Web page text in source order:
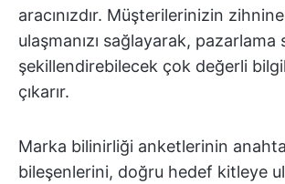
aracınızdır. Müşterilerinizin
ulaşmanızı sağlayarak,
şekillendirebilecek çok değerli
çıkarır.
Marka bilinirliği anketlerinin
bileşenlerini, doğru hedef kitleye